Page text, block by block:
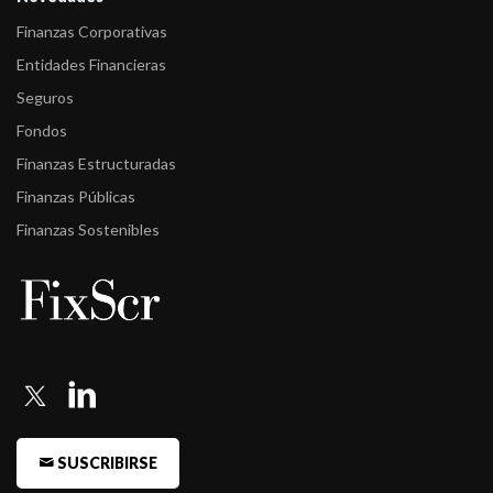
Finanzas Corporativas
Entidades Financieras
Seguros
Fondos
Finanzas Estructuradas
Finanzas Públicas
Finanzas Sostenibles
SUSCRIBIRSE